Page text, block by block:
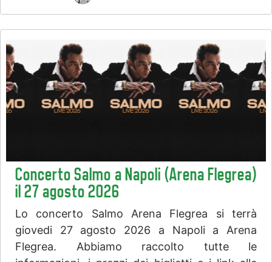
Concerto Salmo a Napoli (Arena Flegrea)
il 27 agosto 2026
Lo concerto Salmo Arena Flegrea si terrà
giovedi 27 agosto 2026 a Napoli a Arena
Flegrea. Abbiamo raccolto tutte le